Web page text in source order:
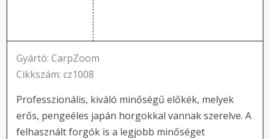
Gyártó: CarpZoom
Cikkszám: cz1008
Professzionális, kiváló minőségű előkék, melyek
erős, pengeéles japán horgokkal vannak szerelve. A
felhasznált forgók is a legjobb minőséget